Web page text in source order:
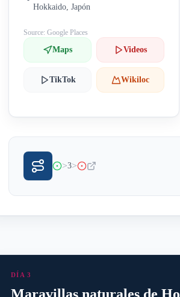
Hokkaido, Japón
Source: Google Places
Maps Videos
TikTok Wikiloc
>3>
DÍA 3